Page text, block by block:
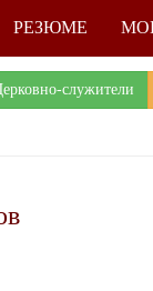
РЕЗЮМЕ
служители